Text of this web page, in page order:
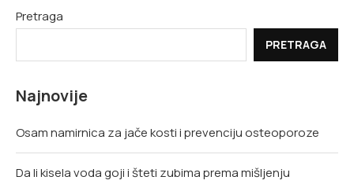
Pretraga
PRETRAGA
Najnovije
Osam namirnica za jače kosti i prevenciju osteoporoze
Da li kisela voda goji i šteti zubima prema mišljenju